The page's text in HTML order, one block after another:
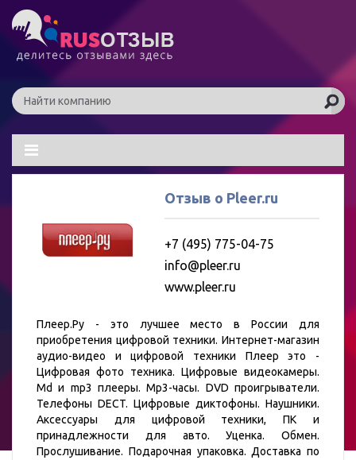
Отзыв о Pleer.ru
+7 (495) 775-04-75
info@pleer.ru
www.pleer.ru
Плеер.Ру - это лучшее место в России для
приобретения цифровой техники. Интернет-магазин
аудио-видео и цифровой техники Плеер это -
Цифровая фото техника. Цифровые видеокамеры.
Md и mp3 плееры. Mp3-часы. DVD проигрыватели.
Телефоны DECT. Цифровые диктофоны. Наушники.
Аксессуары для цифровой техники, ПК и
принадлежности для авто. Уценка. Обмен.
Прослушивание. Подарочная упаковка. Доставка по